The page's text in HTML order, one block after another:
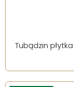
Tubądzin